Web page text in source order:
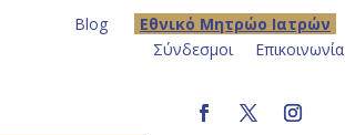
Blog Eθνικό Μητρώο Ιατρών
Σύνδεσμοι
Επικοινωνία